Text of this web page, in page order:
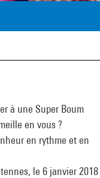
à une Super Boum
en vous ?
en rythme et en
le 6 janvier 2018